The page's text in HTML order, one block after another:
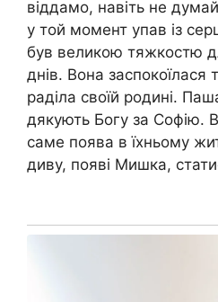
віддамо, навіть не
у той момент упав із
був великою тяжкостю
днів. Вона заспокоїлася
раділа своїй родині.
дякують Богу за Софію.
саме поява в їхньому
диву, появі Мишка,